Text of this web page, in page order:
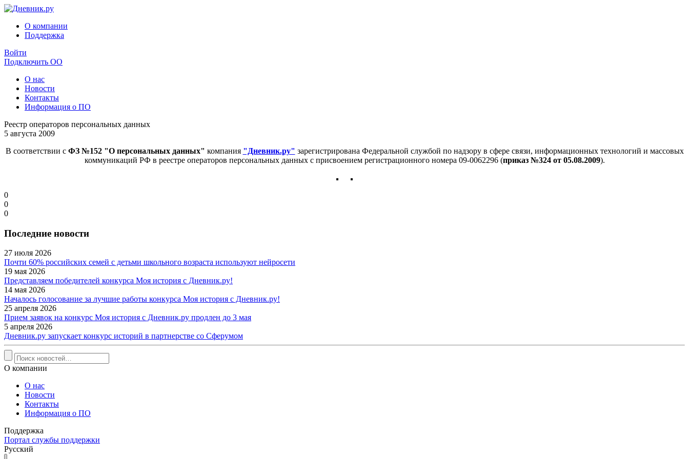
О компании
Поддержка
Войти
Подключить ОО
О нас
Новости
Контакты
Информация о ПО
Реестр операторов персональных данных
5 августа 2009
В соответствии с ФЗ №152 "О персональных данных" компания "Дневник.ру" зарегистрирована Федеральной службой по надзору в сфере связи, информационных технологий и массовых
коммуникаций РФ в реестре операторов персональных данных с присвоением регистрационного номера 09-0062296 (приказ №324 от 05.08.2009).
0
0
0
Последние новости
27 июля 2026
Почти 60% российских семей с детьми школьного возраста используют нейросети
19 мая 2026
Представляем победителей конкурса Моя история с Дневник.ру!
14 мая 2026
Началось голосование за лучшие работы конкурса Моя история с Дневник.ру!
25 апреля 2026
Прием заявок на конкурс Моя история с Дневник.ру продлен до 3 мая
5 апреля 2026
Дневник.ру запускает конкурс историй в партнерстве со Сферумом
О компании
О нас
Новости
Контакты
Информация о ПО
Поддержка
Портал службы поддержки
Русский